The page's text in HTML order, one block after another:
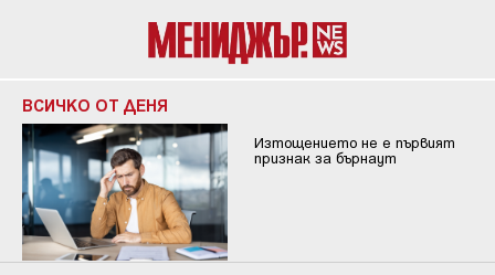
ВСИЧКО ОТ ДЕНЯ
Изтощението не е първият
признак за бърнаут